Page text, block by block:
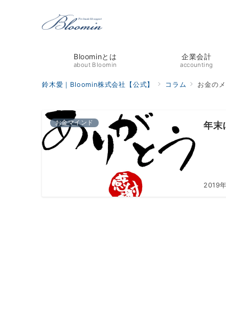
Bloominとは
about Bloomin
企業会計
accounting
鈴木愛｜Bloomin株式会社【公式】 コラム お金の
お金マインド 年末
2019